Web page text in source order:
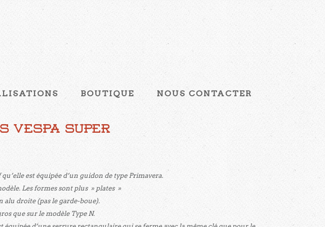
BOUTIQUE NOUS CONTACTER
Vespa Super
est équipée d’un guidon de type Primavera.
Les formes sont plus » plates »
alu droite (pas le garde-boue).
que sur le modèle Type N.